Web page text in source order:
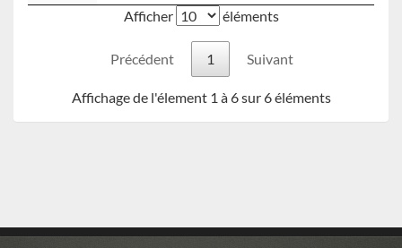
Afficher éléments
Précédent 1 Suivant
Affichage de l'élement 1 à 6 sur 6 éléments